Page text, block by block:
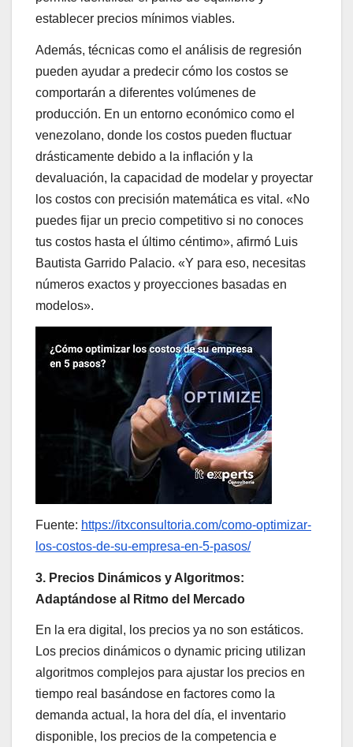
establecer precios mínimos viables.
Además, técnicas como el análisis de regresión
pueden ayudar a predecir cómo los costos se
comportarán a diferentes volúmenes de
producción. En un entorno económico como el
venezolano, donde los costos pueden fluctuar
drásticamente debido a la inflación y la
devaluación, la capacidad de modelar y proyectar
los costos con precisión matemática es vital. «No
puedes fijar un precio competitivo si no conoces
tus costos hasta el último céntimo», afirmó Luis
Bautista Garrido Palacio. «Y para eso, necesitas
números exactos y proyecciones basadas en
modelos».
Fuente: https://itxconsultoria.com/como-optimizar-
los-costos-de-su-empresa-en-5-pasos/
3. Precios Dinámicos y Algoritmos:
Adaptándose al Ritmo del Mercado
En la era digital, los precios ya no son estáticos.
Los precios dinámicos o dynamic pricing utilizan
algoritmos complejos para ajustar los precios en
tiempo real basándose en factores como la
demanda actual, la hora del día, el inventario
disponible, los precios de la competencia e